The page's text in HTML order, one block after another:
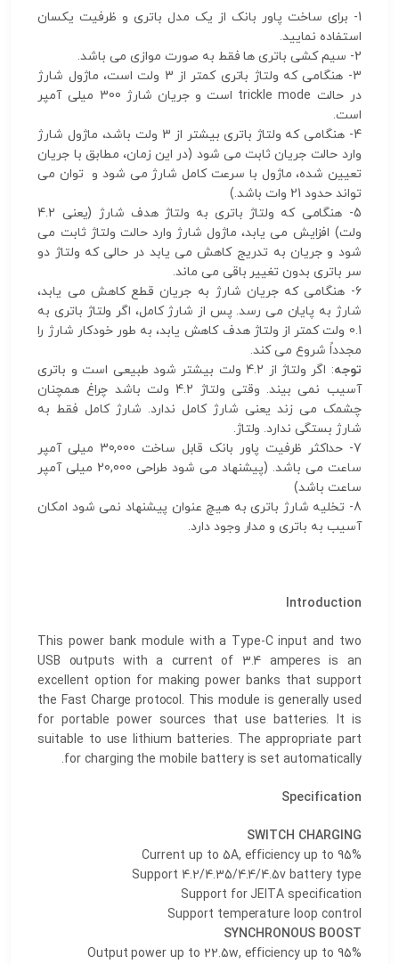
1- برای ساخت پاور بانک از یک مدل باتری و ظرفیت یکسان
استفاده نمایید.
2- سیم کشی باتری ها فقط به صورت موازی می باشد.
3- هنگامی که ولتاژ باتری کمتر از 3 ولت است، ماژول شارژ
در حالت trickle mode است و جریان شارژ 300 میلی آمپر
است.
4- هنگامی که ولتاژ باتری بیشتر از 3 ولت باشد، ماژول شارژ
وارد حالت جریان ثابت می شود (در این زمان، مطابق با جریان
تعیین شده، ماژول با سرعت کامل شارژ می شود و توان می
تواند حدود 21 وات باشد.)
5- هنگامی که ولتاژ باتری به ولتاژ هدف شارژ (یعنی 4.2
ولت) افزایش می یابد، ماژول شارژ وارد حالت ولتاژ ثابت می
شود و جریان به تدریج کاهش می یابد در حالی که ولتاژ دو
سر باتری بدون تغییر باقی می ماند.
6- هنگامی که جریان شارژ به جریان قطع کاهش می یابد،
شارژ به پایان می رسد. پس از شارژ کامل، اگر ولتاژ باتری به
0.1 ولت کمتر از ولتاژ هدف کاهش یابد، به طور خودکار شارژ را
مجدداً شروع می کند.
توجه
: اگر ولتاژ از 4.2 ولت بیشتر شود طبیعی است و باتری
آسیب نمی بیند. وقتی ولتاژ 4.2 ولت باشد چراغ همچنان
چشمک می زند یعنی شارژ کامل ندارد. شارژ کامل فقط به
شارژ بستگی ندارد. ولتاژ.
7- حداکثر ظرفیت پاور بانک قابل ساخت 30,000 میلی آمپر
ساعت می باشد. (پیشنهاد می شود طراحی 20,000 میلی آمپر
ساعت باشد)
8- تخلیه شارژ باتری به هیچ عنوان پیشنهاد نمی شود امکان
آسیب به باتری و مدار وجود دارد.
Introduction
This power bank module with a Type-C input and two
USB outputs with a current of 3.4 amperes is an
excellent option for making power banks that support
the Fast Charge protocol. This module is generally used
for portable power sources that use batteries. It is
suitable to use lithium batteries. The appropriate part
for charging the mobile battery is set automatically.
Specification
SWITCH CHARGING
Current up to 5A, efficiency up to 95%
Support 4.2/4.35/4.4/4.5v battery type
Support for JEITA specification
Support temperature loop control
SYNCHRONOUS BOOST
Output power up to 22.5w, efficiency up to 95%